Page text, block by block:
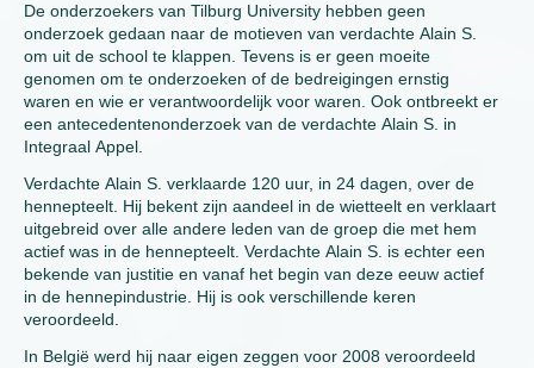
De onderzoekers van Tilburg University hebben geen
onderzoek gedaan naar de motieven van verdachte Alain S.
om uit de school te klappen. Tevens is er geen moeite
genomen om te onderzoeken of de bedreigingen ernstig
waren en wie er verantwoordelijk voor waren. Ook ontbreekt er
een antecedentenonderzoek van de verdachte Alain S. in
Integraal Appel.
Verdachte Alain S. verklaarde 120 uur, in 24 dagen, over de
hennepteelt. Hij bekent zijn aandeel in de wietteelt en verklaart
uitgebreid over alle andere leden van de groep die met hem
actief was in de hennepteelt. Verdachte Alain S. is echter een
bekende van justitie en vanaf het begin van deze eeuw actief
in de hennepindustrie. Hij is ook verschillende keren
veroordeeld.
In België werd hij naar eigen zeggen voor 2008 veroordeeld